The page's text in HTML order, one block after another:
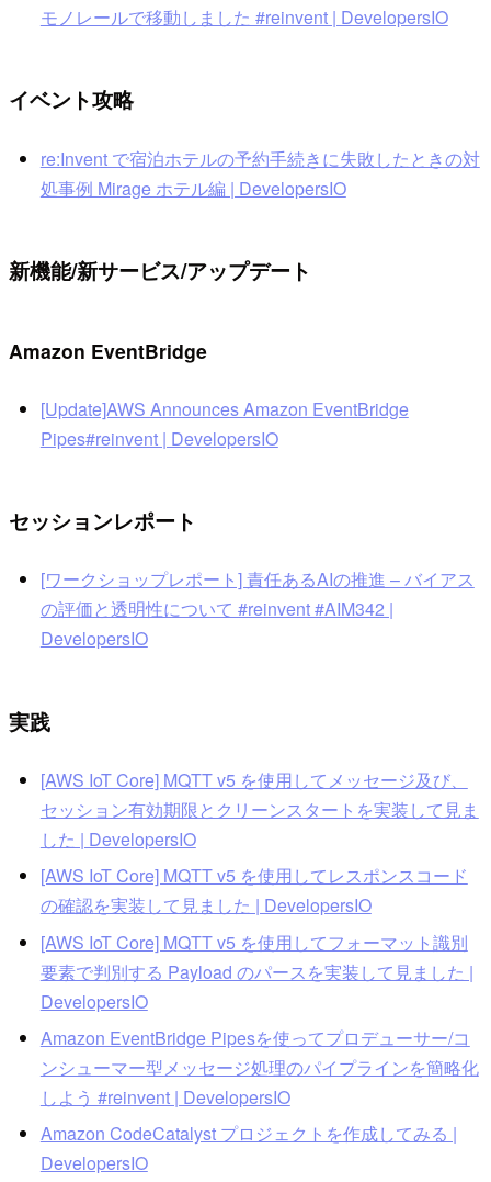
モノレールで移動しました #reinvent | DevelopersIO
イベント攻略
re:Invent で宿泊ホテルの予約手続きに失敗したときの対
処事例 Mirage ホテル編 | DevelopersIO
新機能/新サービス/アップデート
Amazon EventBridge
[Update]AWS Announces Amazon EventBridge
Pipes#reinvent | DevelopersIO
セッションレポート
[ワークショップレポート] 責任あるAIの推進 – バイアス
の評価と透明性について #reinvent #AIM342 |
DevelopersIO
実践
[AWS IoT Core] MQTT v5 を使用してメッセージ及び、
セッション有効期限とクリーンスタートを実装して見ま
した | DevelopersIO
[AWS IoT Core] MQTT v5 を使用してレスポンスコード
の確認を実装して見ました | DevelopersIO
[AWS IoT Core] MQTT v5 を使用してフォーマット識別
要素で判別する Payload のパースを実装して見ました |
DevelopersIO
Amazon EventBridge Pipesを使ってプロデューサー/コ
ンシューマー型メッセージ処理のパイプラインを簡略化
しよう #reinvent | DevelopersIO
Amazon CodeCatalyst プロジェクトを作成してみる |
DevelopersIO